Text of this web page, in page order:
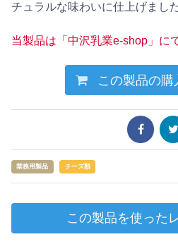
チュラルな味わいに仕上げました
当製品は「中沢乳業e-shop」に
この製品の購
業務用製品 チーズ類
この製品を使った